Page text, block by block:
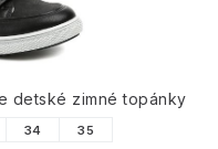
detské zimné topánky
34 35